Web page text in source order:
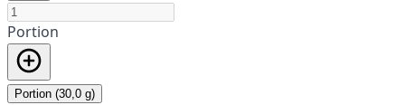
Portion
Portion (30,0 g)